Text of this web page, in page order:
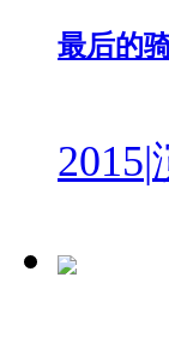
最后的
2015|